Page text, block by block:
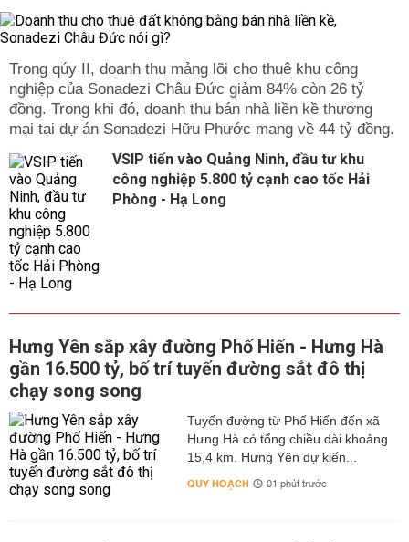
Trong qúy II, doanh thu mảng lõi cho thuê khu công
nghiệp của Sonadezi Châu Đức giảm 84% còn 26 tỷ
đồng. Trong khi đó, doanh thu bán nhà liền kề thương
mại tại dự án Sonadezi Hữu Phước mang về 44 tỷ đồng.
VSIP tiến vào Quảng Ninh, đầu tư khu
công nghiệp 5.800 tỷ cạnh cao tốc Hải
Phòng - Hạ Long
Hưng Yên sắp xây đường Phố Hiến - Hưng Hà
gần 16.500 tỷ, bố trí tuyến đường sắt đô thị
chạy song song
Tuyến đường từ Phố Hiến đến xã
Hưng Hà có tổng chiều dài khoảng
15,4 km. Hưng Yên dự kiến...
QUY HOẠCH 01 phút trước